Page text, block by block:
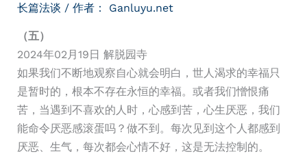
长篇法谈 / 作者： Ganluyu.net
（五）
2024年02月19日 解脱园寺
如果我们不断地观察自心就会明白，世人渴求的幸福只
是暂时的，根本不存在永恒的幸福。或者我们憎恨痛
苦，当遇到不喜欢的人时，心感到苦，心生厌恶，我们
能命令厌恶感滚蛋吗？做不到。每次见到这个人都感到
厌恶、生气，每次都会心情不好，这是无法控制的。